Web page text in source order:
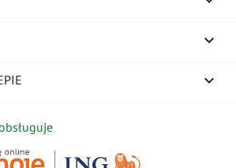

keyboard_arrow_down